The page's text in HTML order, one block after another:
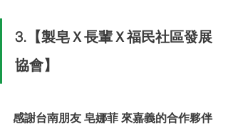
3.【製皂Ｘ長輩Ｘ福民社區發展
協會】
感謝台南朋友 皂娜菲 來嘉義的合作夥伴